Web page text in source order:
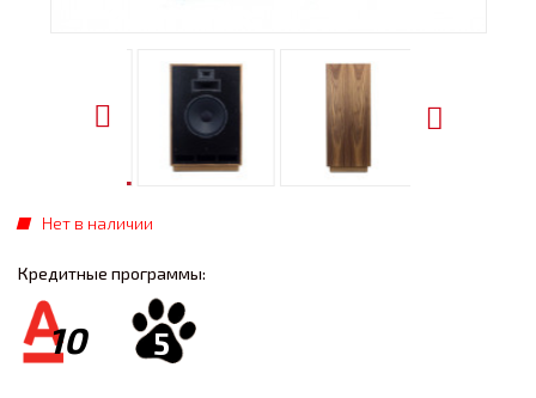
Нет в наличии
Кредитные программы:
10 5